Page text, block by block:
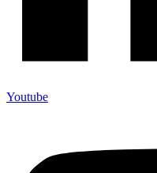
Youtube